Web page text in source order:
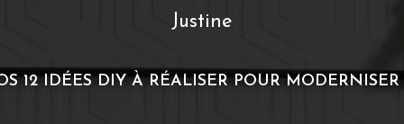
Justine
12 IDÉES DIY À RÉALISER POUR